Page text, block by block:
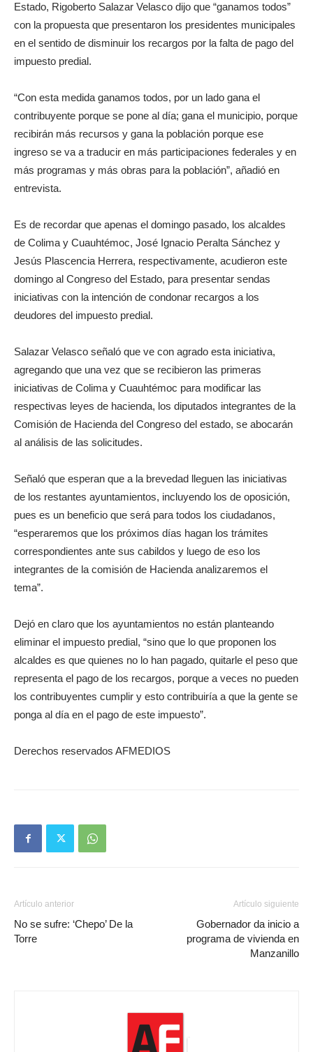
Estado, Rigoberto Salazar Velasco dijo que “ganamos todos”
con la propuesta que presentaron los presidentes municipales
en el sentido de disminuir los recargos por la falta de pago del
impuesto predial.
“Con esta medida ganamos todos, por un lado gana el
contribuyente porque se pone al día; gana el municipio, porque
recibirán más recursos y gana la población porque ese
ingreso se va a traducir en más participaciones federales y en
más programas y más obras para la población”, añadió en
entrevista.
Es de recordar que apenas el domingo pasado, los alcaldes
de Colima y Cuauhtémoc, José Ignacio Peralta Sánchez y
Jesús Plascencia Herrera, respectivamente, acudieron este
domingo al Congreso del Estado, para presentar sendas
iniciativas con la intención de condonar recargos a los
deudores del impuesto predial.
Salazar Velasco señaló que ve con agrado esta iniciativa,
agregando que una vez que se recibieron las primeras
iniciativas de Colima y Cuauhtémoc para modificar las
respectivas leyes de hacienda, los diputados integrantes de la
Comisión de Hacienda del Congreso del estado, se abocarán
al análisis de las solicitudes.
Señaló que esperan que a la brevedad lleguen las iniciativas
de los restantes ayuntamientos, incluyendo los de oposición,
pues es un beneficio que será para todos los ciudadanos,
“esperaremos que los próximos días hagan los trámites
correspondientes ante sus cabildos y luego de eso los
integrantes de la comisión de Hacienda analizaremos el
tema”.
Dejó en claro que los ayuntamientos no están planteando
eliminar el impuesto predial, “sino que lo que proponen los
alcaldes es que quienes no lo han pagado, quitarle el peso que
representa el pago de los recargos, porque a veces no pueden
los contribuyentes cumplir y esto contribuiría a que la gente se
ponga al día en el pago de este impuesto”.
Derechos reservados AFMEDIOS
Artículo anterior
No se sufre: ‘Chepo’ De la
Torre
Artículo siguiente
Gobernador da inicio a
programa de vivienda en
Manzanillo